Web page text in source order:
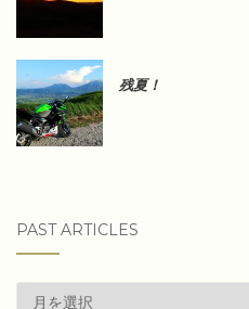
残夏！
PAST ARTICLES
past